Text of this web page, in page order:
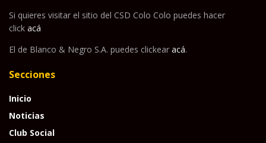
Si quieres visitar el sitio del CSD Colo Colo puedes hacer
click acá
El de Blanco & Negro S.A. puedes clickear acá.
Secciones
Inicio
Noticias
Club Social